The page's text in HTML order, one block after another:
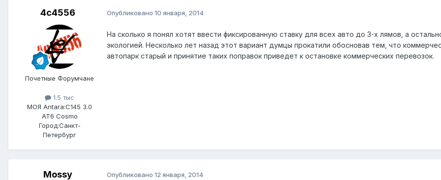
4c4556
Почетные Форумчане
1.5 тыс
МОЯ Antara:C145 3.0
AT6 Cosmo
Город:Санкт-
Петербург
Опубликовано 10 января, 2014
На сколько я понял хотят ввести фиксированную ставку для всех авто до 3-х лямов, а
экологией. Несколько лет назад этот вариант думцы прокатили обосновав тем, что
автопарк старый и принятие таких поправок приведет к остановке коммерческих перевозок.
Mossy Опубликовано 12 января, 2014